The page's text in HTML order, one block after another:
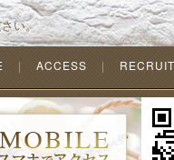
い。
ACCESS RECRUIT